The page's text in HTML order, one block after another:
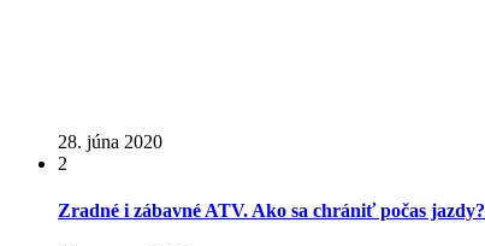
28. júna 2020
2
Zradné i zábavné ATV. Ako sa chrániť počas jazdy?